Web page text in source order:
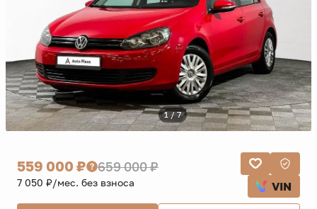
1 / 7
559 000 ₽ 659 000 ₽
7 050 ₽/мес. без взноса VIN